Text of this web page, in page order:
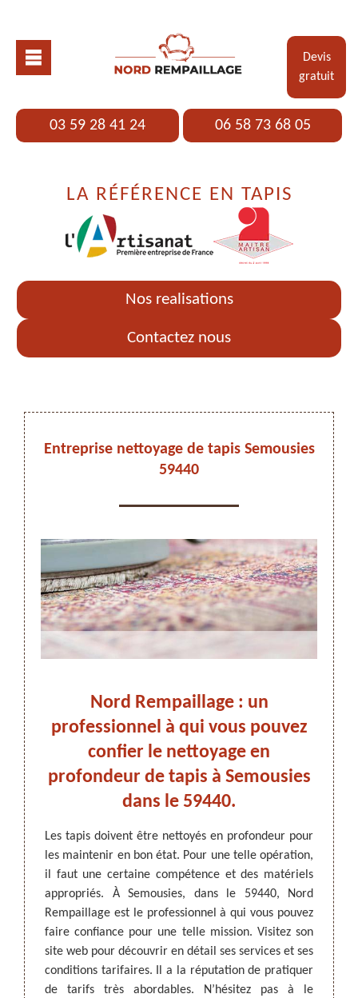
Devis
gratuit
03 59 28 41 24 06 58 73 68 05
LA RÉFÉRENCE EN TAPIS
Nos realisations
Contactez nous
CANNAGE - RECOLLAGE, 59 NORD
Entreprise nettoyage de tapis Semousies
59440
de
un
et
devis
le
vous
Nord Rempaillage : un
professionnel à qui vous pouvez
confier le nettoyage en
profondeur de tapis à Semousies
dans le 59440.
Les tapis doivent être nettoyés en profondeur pour
les maintenir en bon état. Pour une telle opération,
il faut une certaine compétence et des matériels
appropriés. À Semousies, dans le 59440, Nord
Rempaillage est le professionnel à qui vous pouvez
faire confiance pour une telle mission. Visitez son
site web pour découvrir en détail ses services et ses
conditions tarifaires. Il a la réputation de pratiquer
de tarifs très abordables. N’hésitez pas à le
vous
cette
Il a
Les
ses